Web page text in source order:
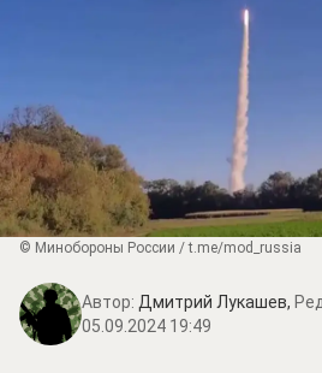
© Минобороны России / t.me/mod_russia
Автор: Дмитрий Лукашев,
05.09.2024 19:49